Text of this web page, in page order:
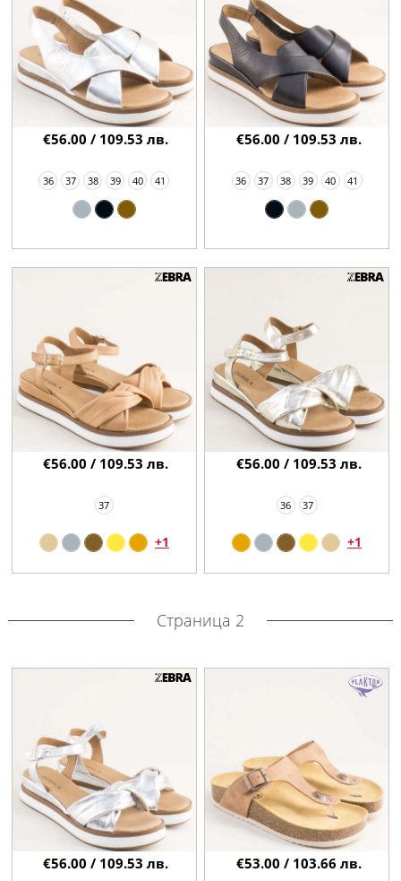
36 37 38 39 40 41
€56.00 / 109.53 лв.
36 37 38 39 40 41
€56.00 / 109.53 лв.
37
+1
€56.00 / 109.53 лв.
36 37
+1
€56.00 / 109.53 лв.
Страница 2
€56.00 / 109.53 лв. €53.00 / 103.66 лв.